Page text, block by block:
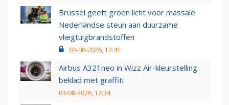
Brussel geeft groen licht voor massale
Nederlandse steun aan duurzame
vliegtuigbrandstoffen
03-08-2026, 12:41
Airbus A321neo in Wizz Air-kleurstelling
beklad met graffiti
03-08-2026, 12:34